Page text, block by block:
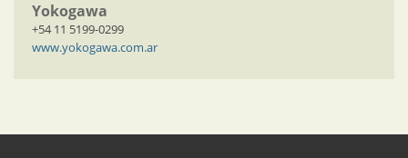
Yokogawa
+54 11 5199-0299
www.yokogawa.com.ar